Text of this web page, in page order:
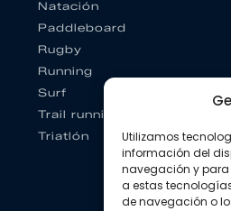
Utilizamos
información del
navegación y para
a estas
de navegación o
Natación
Paddleboard
Rugby
Running
Surf
Trail running
Triatlón